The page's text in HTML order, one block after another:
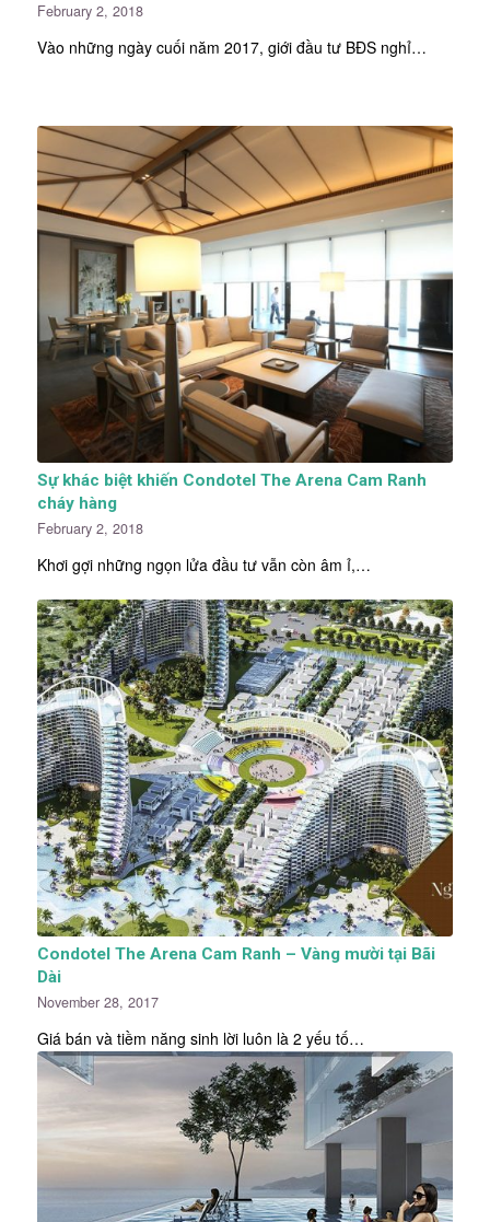
February 2, 2018
Vào những ngày cuối năm 2017, giới đầu tư BĐS nghỉ…
Sự khác biệt khiến Condotel The Arena Cam Ranh
cháy hàng
February 2, 2018
Khơi gợi những ngọn lửa đầu tư vẫn còn âm ỉ,…
Condotel The Arena Cam Ranh – Vàng mười tại Bãi
Dài
November 28, 2017
Giá bán và tiềm năng sinh lời luôn là 2 yếu tố…